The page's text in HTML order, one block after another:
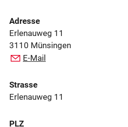
Adresse
Erlenauweg 11
3110 Münsingen
E-Mail
Strasse
Erlenauweg 11
PLZ